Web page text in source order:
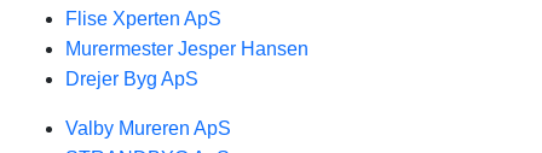
Flise Xperten ApS
Murermester Jesper Hansen
Drejer Byg ApS
Valby Mureren ApS